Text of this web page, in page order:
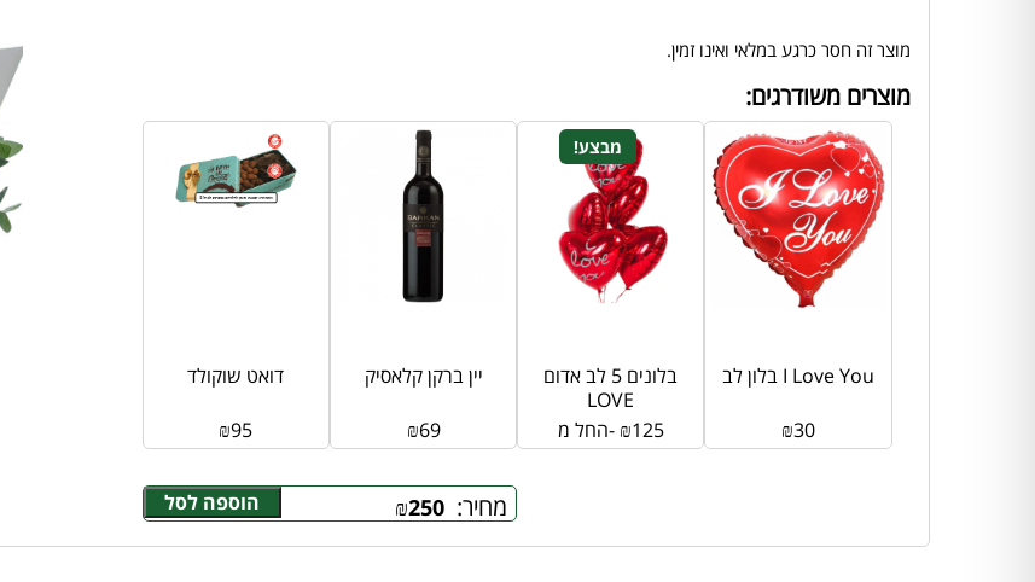
מוצר זה חסר כרגע במלאי ואינו זמין.
מחיר: ₪250 הוספה לסל
מוצרים משודרגים:
דואט שוקולד
₪95
יין ברקן קלאסיק
₪69
מבצע!
בלונים 5 לב אדום
LOVE
החל מ- ₪125
בלון לב I Love You
₪30